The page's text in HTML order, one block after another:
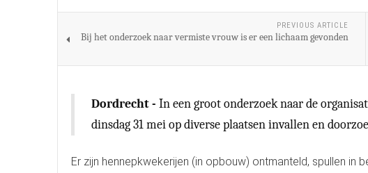
PREVIOUS ARTICLE
Bij het onderzoek naar vermiste vrouw is er een lichaam gevonden
Dordrecht - In een groot onderzoek naar de
dinsdag 31 mei op diverse plaatsen invallen en
Er zijn hennepkwekerijen (in opbouw) ontmanteld, spullen in